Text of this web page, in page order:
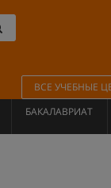
ВСЕ УЧЕБНЫЕ
БАКАЛАВРИАТ